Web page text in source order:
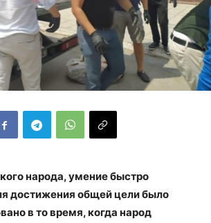
народа, умение быстро
достижения общей цели было
в то время, когда народ